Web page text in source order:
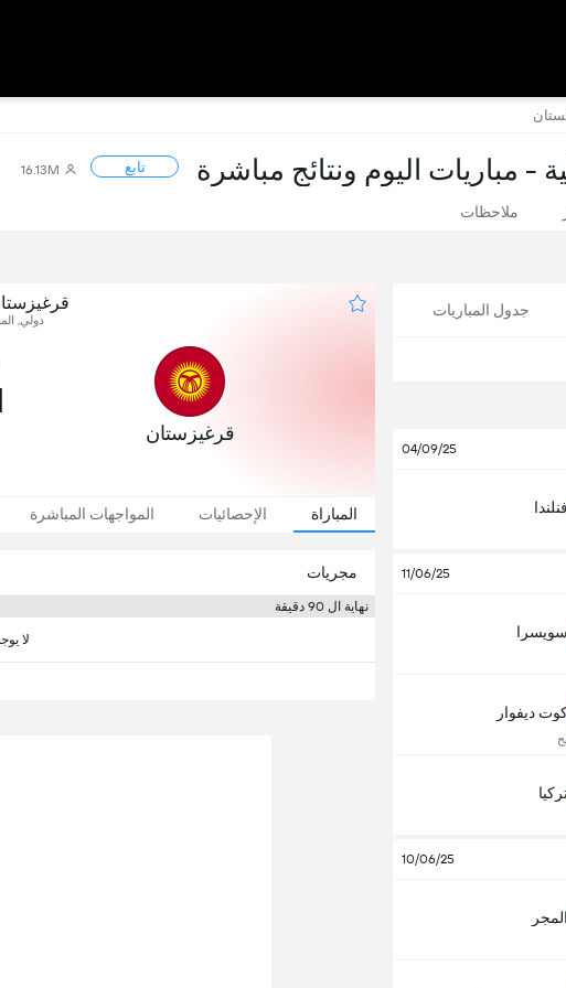
- مباريات اليوم ونتائج مباشرة تابع 16.13M
ملاحظات
جدول المباريات
04/09/25
فنلندا
11/06/25
سويسرا
ديفوار
10/06/25
المجر
دولي,
قرغيزستان
المباراة الإحصائيات المواجهات المباشرة
مجريات
نهاية ال 90 دقيقة
لا